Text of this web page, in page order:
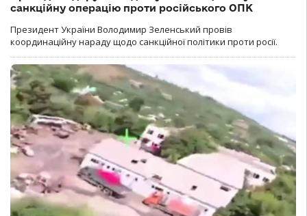
санкційну операцію проти російського ОПК
Президент України Володимир Зеленський провів
координаційну нараду щодо санкційної політики проти росії.